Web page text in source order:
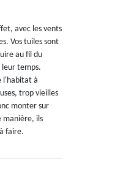
avec les vents
Vos tuiles sont
au fil du
temps.
l'habitat à
trop vieilles
monter sur
manière, ils
faire.